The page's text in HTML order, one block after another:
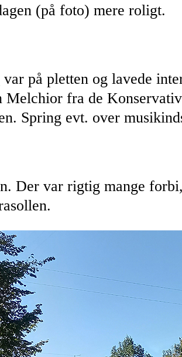
(på foto) mere roligt.
var på pletten og lavede
fra de
Spring evt. over
Der var rigtig mange